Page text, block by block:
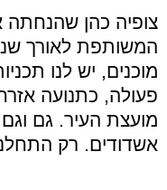
צופיה כהן
המשותפת לאורך
מוכנים, יש לנו
פעולה, כתנועה
מועצת העיר. גם
אשדודים. רק